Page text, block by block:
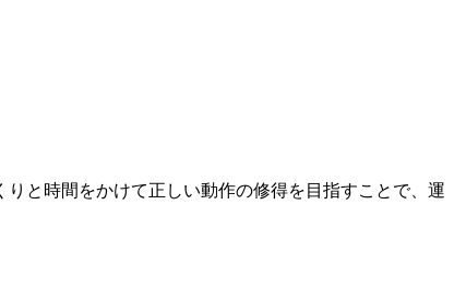
と時間をかけて正しい動作の修得を目指すことで、運